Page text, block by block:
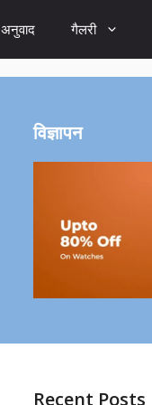
अनुवाद गैलरी
विज्ञापन
Recent Posts